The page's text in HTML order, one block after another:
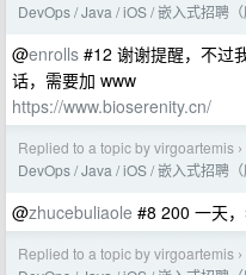
DevOps / Java / iOS / 嵌入式招聘（
@enrolls #12 谢谢提醒，不过
话，需要加 www
https://www.bioserenity.cn/
Replied to a topic by virgoartemis ›
DevOps / Java / iOS / 嵌入式招聘（
@zhucebuliaole #8 200 一天
Replied to a topic by virgoartemis ›